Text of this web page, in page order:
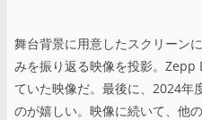
舞台背景に用意したスクリーン
みを振り返る映像を投影。Zepp
ていた映像だ。最後に、2024年
のが嬉しい。映像に続いて、他